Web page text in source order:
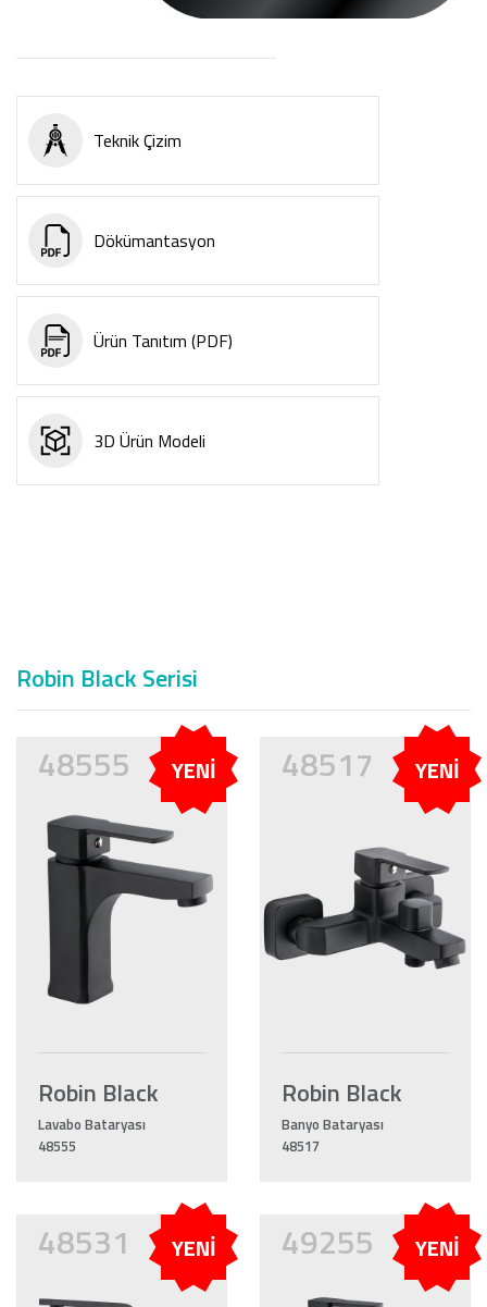
Teknik Çizim
Dökümantasyon
Ürün Tanıtım (PDF)
3D Ürün Modeli
Robin Black Serisi
48555 YENİ
Robin Black
Lavabo Bataryası
48555
48517 YENİ
Robin Black
Banyo Bataryası
48517
48531 YENİ 49255 YENİ